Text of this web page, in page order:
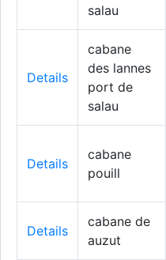
salau
Details
cabane
des lannes
port de
salau
Details
cabane
pouill
Details
cabane de
auzut